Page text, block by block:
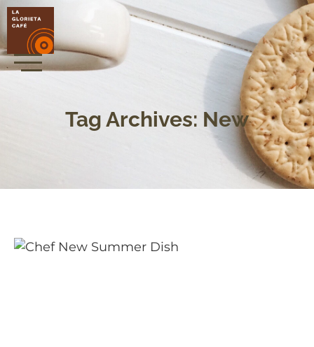
Tag Archives: New